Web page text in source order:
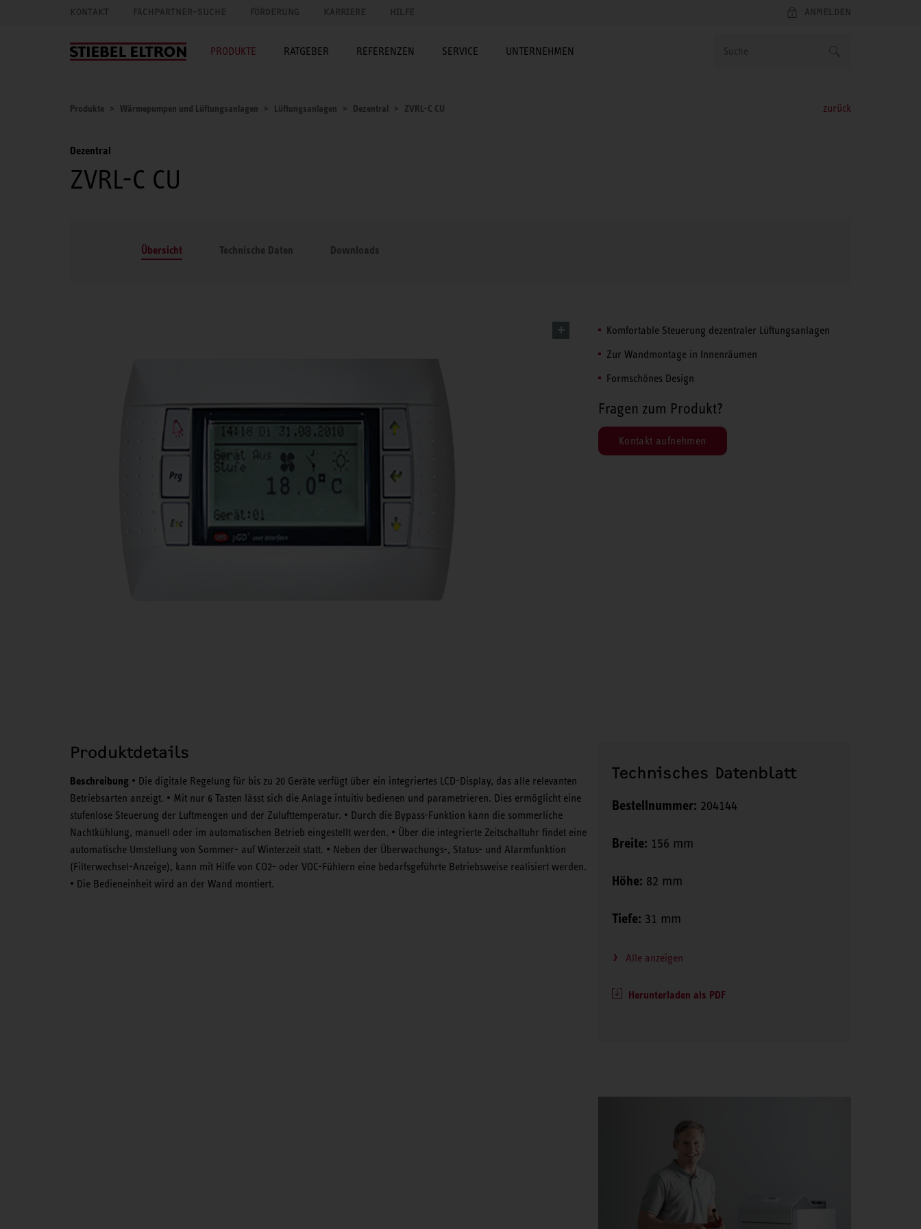
KONTAKT FACHPARTNER-SUCHE FÖRDERUNG KARRIERE HILFE ANMELDEN
PRODUKTE RATGEBER REFERENZEN SERVICE UNTERNEHMEN
Produkte Wärmepumpen und Lüftungsanlagen Lüftungsanlagen Dezentral ZVRL-C CU zurück
Dezentral
ZVRL-C CU
Übersicht Technische Daten Downloads
Komfortable Steuerung dezentraler Lüftungsanlagen
Zur Wandmontage in Innenräumen
Formschönes Design
Fragen zum Produkt?
Kontakt aufnehmen
Produktdetails
Beschreibung • Die digitale Regelung für bis zu 20 Geräte verfügt über ein integriertes LCD-Display, das alle relevanten
Betriebsarten anzeigt. • Mit nur 6 Tasten lässt sich die Anlage intuitiv bedienen und parametrieren. Dies ermöglicht eine
stufenlose Steuerung der Luftmengen und der Zulufttemperatur. • Durch die Bypass-Funktion kann die sommerliche
Nachtkühlung, manuell oder im automatischen Betrieb eingestellt werden. • Über die integrierte Zeitschaltuhr findet eine
automatische Umstellung von Sommer- auf Winterzeit statt. • Neben der Überwachungs-, Status- und Alarmfunktion
(Filterwechsel-Anzeige), kann mit Hilfe von CO2- oder VOC-Fühlern eine bedarfsgeführte Betriebsweise realisiert werden.
• Die Bedieneinheit wird an der Wand montiert.
Technisches Datenblatt
Bestellnummer: 204144
Breite: 156 mm
Höhe: 82 mm
Tiefe: 31 mm
Alle anzeigen
Herunterladen als PDF